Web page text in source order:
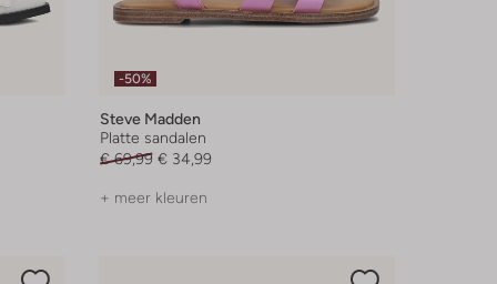
-50%
Steve Madden
Platte sandalen
€ 69,99 € 34,99
+ meer kleuren